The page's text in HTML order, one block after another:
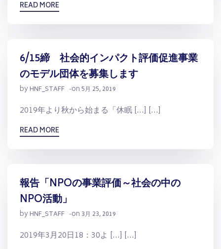
READ MORE
6/15締 社会的インパクト評価促進事業
のモデル団体を募集します
byHNF_STAFF -on5月 25, 2019
2019年より秋から始まる「休眠 […] […]
READ MORE
報告「NPOの事業評価～社会の中の
NPO活動」
byHNF_STAFF -on 3月 23, 2019
2019年3月20日18：30よ […] […]